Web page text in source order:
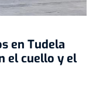
en Tudela
el cuello y el